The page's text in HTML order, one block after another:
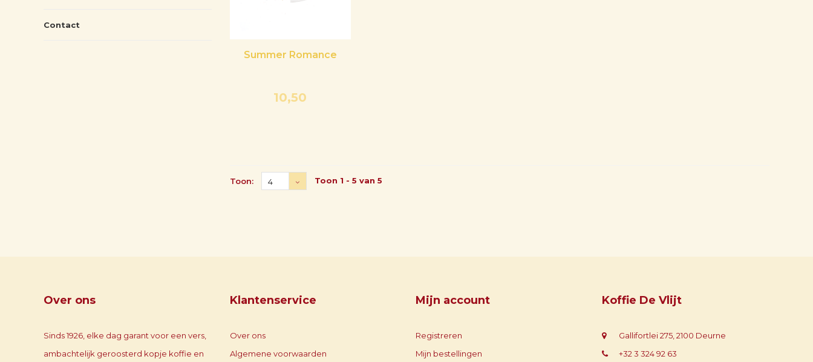
Contact
Summer Romance
10,50
Toon: 4 Toon 1 - 5 van 5
Over ons
Sinds 1926, elke dag garant voor een vers,
ambachtelijk geroosterd kopje koffie en
Klantenservice
Over ons
Algemene voorwaarden
Mijn account
Registreren
Mijn bestellingen
Koffie De Vlijt
Gallifortlei 275, 2100 Deurne
+32 3 324 92 63